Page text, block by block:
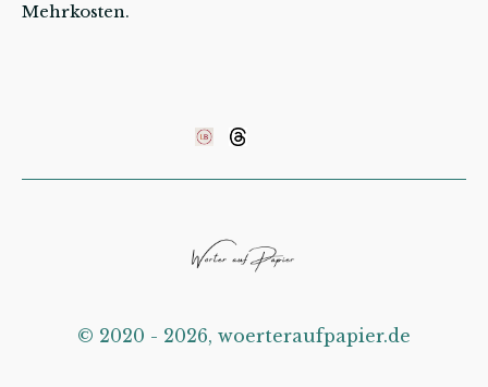
Mehrkosten.
©️ 2020 - 2026, woerteraufpapier.de